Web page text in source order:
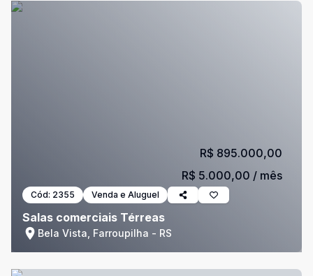
Cód: 2355 Venda e Aluguel
Salas comerciais Térreas
Bela Vista, Farroupilha - RS
R$ 895.000,00
R$ 5.000,00 / mês